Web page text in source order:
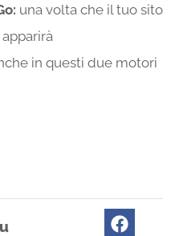
una volta che il tuo sito
in questi due motori